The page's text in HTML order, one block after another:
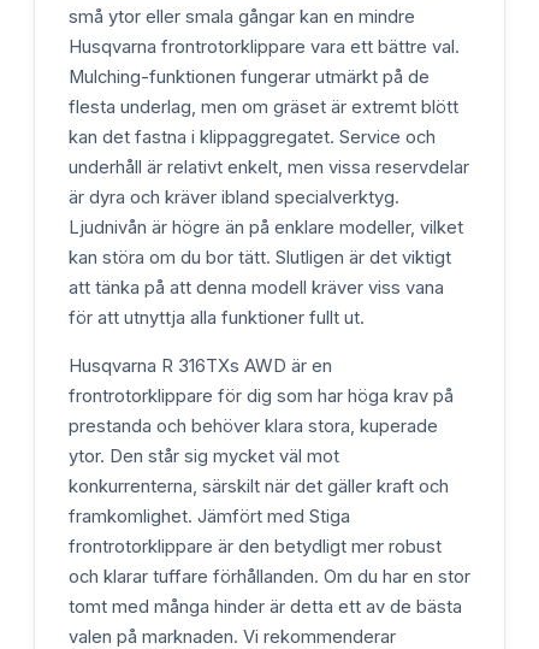
små ytor eller smala gångar kan en mindre
Husqvarna frontrotorklippare vara ett bättre val.
Mulching-funktionen fungerar utmärkt på de
flesta underlag, men om gräset är extremt blött
kan det fastna i klippaggregatet. Service och
underhåll är relativt enkelt, men vissa reservdelar
är dyra och kräver ibland specialverktyg.
Ljudnivån är högre än på enklare modeller, vilket
kan störa om du bor tätt. Slutligen är det viktigt
att tänka på att denna modell kräver viss vana
för att utnyttja alla funktioner fullt ut.
Husqvarna R 316TXs AWD är en
frontrotorklippare för dig som har höga krav på
prestanda och behöver klara stora, kuperade
ytor. Den står sig mycket väl mot
konkurrenterna, särskilt när det gäller kraft och
framkomlighet. Jämfört med Stiga
frontrotorklippare är den betydligt mer robust
och klarar tuffare förhållanden. Om du har en stor
tomt med många hinder är detta ett av de bästa
valen på marknaden. Vi rekommenderar